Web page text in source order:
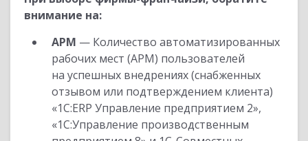
внимание на:
АРМ — Количество автоматизированных
рабочих мест (АРМ) пользователей
на успешных внедрениях (снабженных
отзывом или подтверждением клиента)
«1С:ERP Управление предприятием 2»,
«1С:Управление производственным